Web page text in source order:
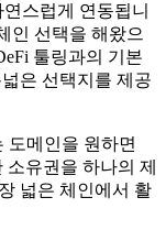
스럽게 연동됩니
인 선택을 해왔으
툴링과의 기본
은 선택지를 제공
도메인을 원하면
유권을 하나의 제
넓은 체인에서 활